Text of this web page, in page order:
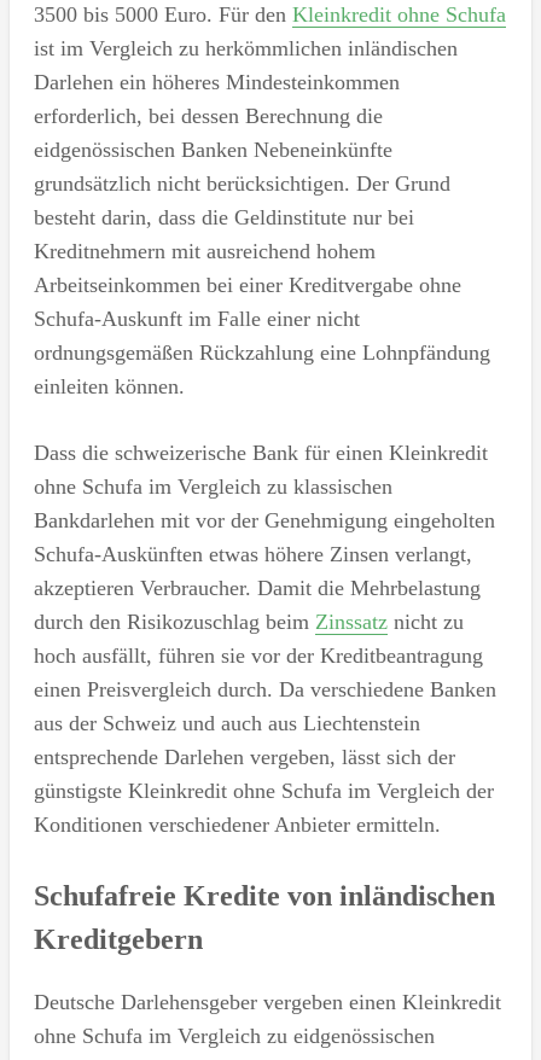
3500 bis 5000 Euro. Für den Kleinkredit ohne Schufa
ist im Vergleich zu herkömmlichen inländischen
Darlehen ein höheres Mindesteinkommen
erforderlich, bei dessen Berechnung die
eidgenössischen Banken Nebeneinkünfte
grundsätzlich nicht berücksichtigen. Der Grund
besteht darin, dass die Geldinstitute nur bei
Kreditnehmern mit ausreichend hohem
Arbeitseinkommen bei einer Kreditvergabe ohne
Schufa-Auskunft im Falle einer nicht
ordnungsgemäßen Rückzahlung eine Lohnpfändung
einleiten können.
Dass die schweizerische Bank für einen Kleinkredit
ohne Schufa im Vergleich zu klassischen
Bankdarlehen mit vor der Genehmigung eingeholten
Schufa-Auskünften etwas höhere Zinsen verlangt,
akzeptieren Verbraucher. Damit die Mehrbelastung
durch den Risikozuschlag beim Zinssatznicht zu
hoch ausfällt, führen sie vor der Kreditbeantragung
einen Preisvergleich durch. Da verschiedene Banken
aus der Schweiz und auch aus Liechtenstein
entsprechende Darlehen vergeben, lässt sich der
günstigste Kleinkredit ohne Schufa im Vergleich der
Konditionen verschiedener Anbieter ermitteln.
Schufafreie Kredite von inländischen
Kreditgebern
Deutsche Darlehensgeber vergeben einen Kleinkredit
ohne Schufa im Vergleich zu eidgenössischen